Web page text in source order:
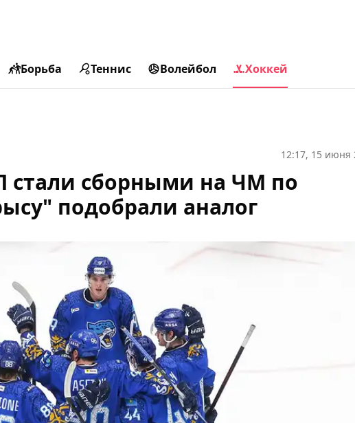
Борьба Теннис Волейбол Хоккей
12:17, 15 июня
стали сборными на ЧМ по
подобрали аналог